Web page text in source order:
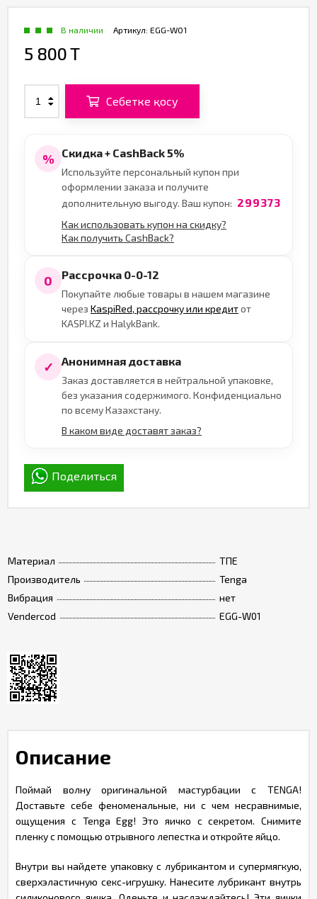
Материал
ТПЕ
Производитель
Tenga
Вибрация
нет
Vendercod
EGG-W01
Артикул: EGG-W01
В наличии
5 800 T
Себетке қосу
% Скидка + CashBack 5%
Используйте персональный купон при
оформлении заказа и получите
дополнительную выгоду. Ваш купон: 299373
Как использовать купон на скидку?
Как получить CashBack?
0 Рассрочка 0-0-12
Покупайте любые товары в нашем магазине
через KaspiRed, рассрочку или кредитот
KASPI.KZ и HalykBank.
✓ Анонимная доставка
Заказ доставляется в нейтральной упаковке,
без указания содержимого. Конфиденциально
по всему Казахстану.
В каком виде доставят заказ?
Поделиться
Описание
Поймай волну оригинальной мастурбации с TENGA!
Доставьте себе феноменальные, ни с чем несравнимые,
ощущения с Tenga Egg! Это яичко с секретом. Снимите
пленку с помощью отрывного лепестка и откройте яйцо.
Внутри вы найдете упаковку с лубрикантом и супермягкую,
сверхэластичную секс-игрушку. Нанесите лубрикант внутрь